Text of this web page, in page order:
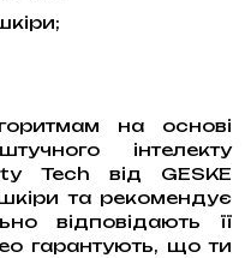
на основі
інтелекту
Tech від GESKE
та рекомендує
відповідають її
гарантують, що ти